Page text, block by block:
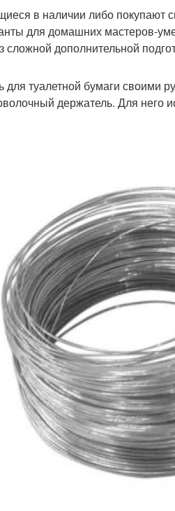
в наличии либо покупают
для домашних мастеров-
дополнительной
туалетной бумаги своими
держатель. Для него